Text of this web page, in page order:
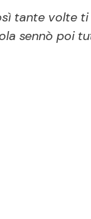
tante volte ti
sennò poi